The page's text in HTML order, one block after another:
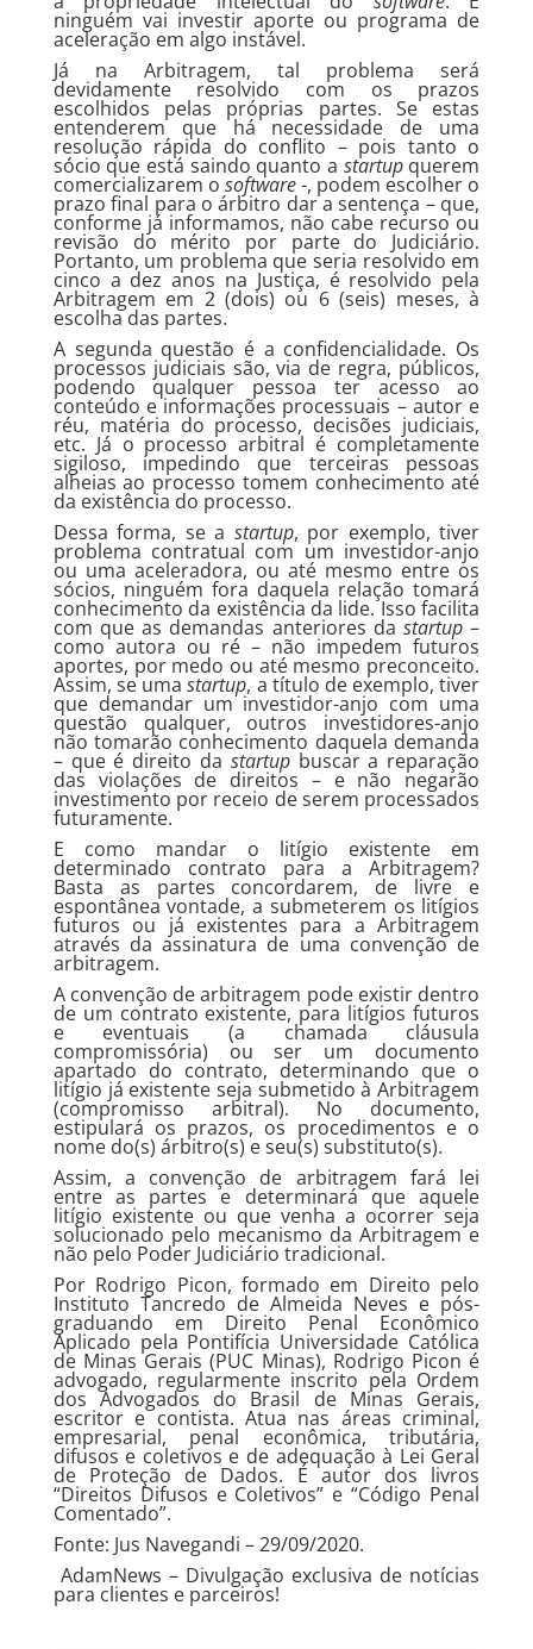
ninguém vai investir aporte ou programa de
aceleração em algo instável.
Já na Arbitragem, tal problema será
devidamente resolvido com os prazos
escolhidos pelas próprias partes. Se estas
entenderem que há necessidade de uma
resolução rápida do conflito – pois tanto o
sócio que está saindo quanto a startup querem
comercializarem o software-, podem escolher o
prazo final para o árbitro dar a sentença – que,
conforme já informamos, não cabe recurso ou
revisão do mérito por parte do Judiciário.
Portanto, um problema que seria resolvido em
cinco a dez anos na Justiça, é resolvido pela
Arbitragem em 2 (dois) ou 6 (seis) meses, à
escolha das partes.
A segunda questão é a confidencialidade. Os
processos judiciais são, via de regra, públicos,
podendo qualquer pessoa ter acesso ao
conteúdo e informações processuais – autor e
réu, matéria do processo, decisões judiciais,
etc. Já o processo arbitral é completamente
sigiloso, impedindo que terceiras pessoas
alheias ao processo tomem conhecimento até
da existência do processo.
Dessa forma, se a startup, por exemplo, tiver
problema contratual com um investidor-anjo
ou uma aceleradora, ou até mesmo entre os
sócios, ninguém fora daquela relação tomará
conhecimento da existência da lide. Isso facilita
com que as demandas anteriores da startup–
como autora ou ré – não impedem futuros
aportes, por medo ou até mesmo preconceito.
Assim, se umastartup, a título de exemplo, tiver
que demandar um investidor-anjo com uma
questão qualquer, outros investidores-anjo
não tomarão conhecimento daquela demanda
– que é direito da startup buscar a reparação
das violações de direitos – e não negarão
investimento por receio de serem processados
futuramente.
E como mandar o litígio existente em
determinado contrato para a Arbitragem?
Basta as partes concordarem, de livre e
espontânea vontade, a submeterem os litígios
futuros ou já existentes para a Arbitragem
através da assinatura de uma convenção de
arbitragem.
A convenção de arbitragem pode existir dentro
de um contrato existente, para litígios futuros
e eventuais (a chamada cláusula
compromissória) ou ser um documento
apartado do contrato, determinando que o
litígio já existente seja submetido à Arbitragem
(compromisso arbitral). No documento,
estipulará os prazos, os procedimentos e o
nome do(s) árbitro(s) e seu(s) substituto(s).
Assim, a convenção de arbitragem fará lei
entre as partes e determinará que aquele
litígio existente ou que venha a ocorrer seja
solucionado pelo mecanismo da Arbitragem e
não pelo Poder Judiciário tradicional.
Por Rodrigo Picon, formado em Direito pelo
Instituto Tancredo de Almeida Neves e pós-
graduando em Direito Penal Econômico
Aplicado pela Pontifícia Universidade Católica
de Minas Gerais (PUC Minas), Rodrigo Picon é
advogado, regularmente inscrito pela Ordem
dos Advogados do Brasil de Minas Gerais,
escritor e contista. Atua nas áreas criminal,
empresarial, penal econômica, tributária,
difusos e coletivos e de adequação à Lei Geral
de Proteção de Dados. É autor dos livros
“Direitos Difusos e Coletivos” e “Código Penal
Comentado”.
Fonte: Jus Navegandi – 29/09/2020.
AdamNews – Divulgação exclusiva de notícias
para clientes e parceiros!